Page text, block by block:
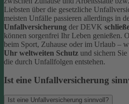
Liebsten über die gesetzliche
meisten Unfälle passieren allerdings in
Unfallversicherung der DEVK
können sorgenfrei Ihr Leben genießen.
beim Sport, Zuhause oder im Urlaub –
Uhr weltweiten Schutz und sichern
die durch Unfallfolgen entstehen.
Ist eine Unfallversicherung
Ist eine Unfallversicherung sinnvoll?